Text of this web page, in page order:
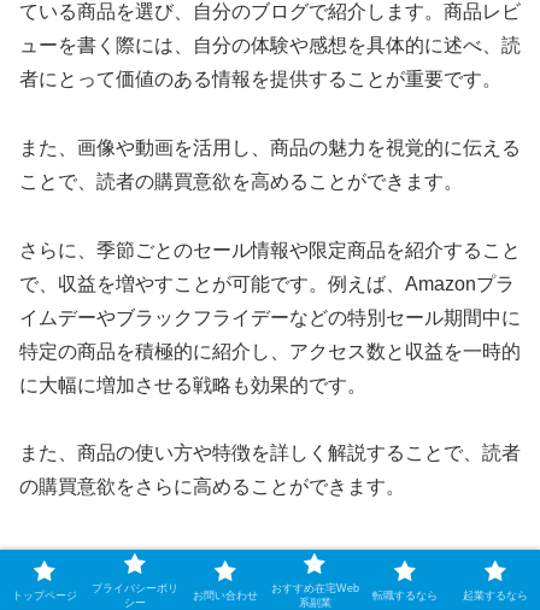
ている商品を選び、自分のブログで紹介します。商品レビ
ューを書く際には、自分の体験や感想を具体的に述べ、読
者にとって価値のある情報を提供することが重要です。
また、画像や動画を活用し、商品の魅力を視覚的に伝える
ことで、読者の購買意欲を高めることができます。
さらに、季節ごとのセール情報や限定商品を紹介すること
で、収益を増やすことが可能です。例えば、Amazonプラ
イムデーやブラックフライデーなどの特別セール期間中に
特定の商品を積極的に紹介し、アクセス数と収益を一時的
に大幅に増加させる戦略も効果的です。
また、商品の使い方や特徴を詳しく解説することで、読者
の購買意欲をさらに高めることができます。
トップページ
プライバシーポリ
シー
お問い合わせ
おすすめ在宅Web
系副業
転職するなら 起業するなら